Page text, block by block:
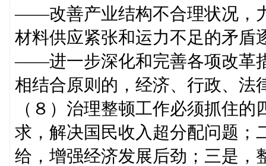
——改善产业结构不合理状况，
材料供应紧张和运力不足的矛盾
——进一步深化和完善各项改革
相结合原则的，经济、行政、法
（８）治理整顿工作必须抓住
求，解决国民收入超分配问题；
给，增强经济发展后劲；三是，